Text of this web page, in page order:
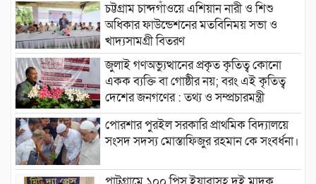
চট্টগ্রাম চান্দগাঁওয়ে এশিয়ান নারী ও শিশু
অধিকার ফাউন্ডেশনের মতবিনিময় সভা ও
খাদ্যসামগ্রী বিতরণ
জুলাই গণঅভ্যুত্থানের প্রকৃত কৃতিত্ব কোনো
একক ব্যক্তি বা গোষ্ঠীর নয়; বরং এই কৃতিত্ব
দেশের জনগণের : তথ্য ও সম্প্রচারমন্ত্রী
পোরশার পুরইল সরকারি প্রাথমিক বিদ্যালয়ে
সংসদ সদস্য মোস্তাফিজুর রহমান কে সংবর্ধনা।